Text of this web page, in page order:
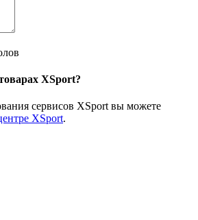
XSport?
сервисов XSport вы можете
XSport.